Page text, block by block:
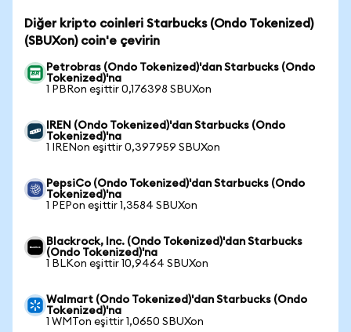
Diğer kripto coinleri Starbucks (Ondo Tokenized)
(SBUXon) coin'e çevirin
Petrobras (Ondo Tokenized)'dan Starbucks (Ondo
Tokenized)'na
1 PBRon eşittir 0,176398 SBUXon
IREN (Ondo Tokenized)'dan Starbucks (Ondo
Tokenized)'na
1 IRENon eşittir 0,397959 SBUXon
PepsiCo (Ondo Tokenized)'dan Starbucks (Ondo
Tokenized)'na
1 PEPon eşittir 1,3584 SBUXon
Blackrock, Inc. (Ondo Tokenized)'dan Starbucks
(Ondo Tokenized)'na
1 BLKon eşittir 10,9464 SBUXon
Walmart (Ondo Tokenized)'dan Starbucks (Ondo
Tokenized)'na
1 WMTon eşittir 1,0650 SBUXon